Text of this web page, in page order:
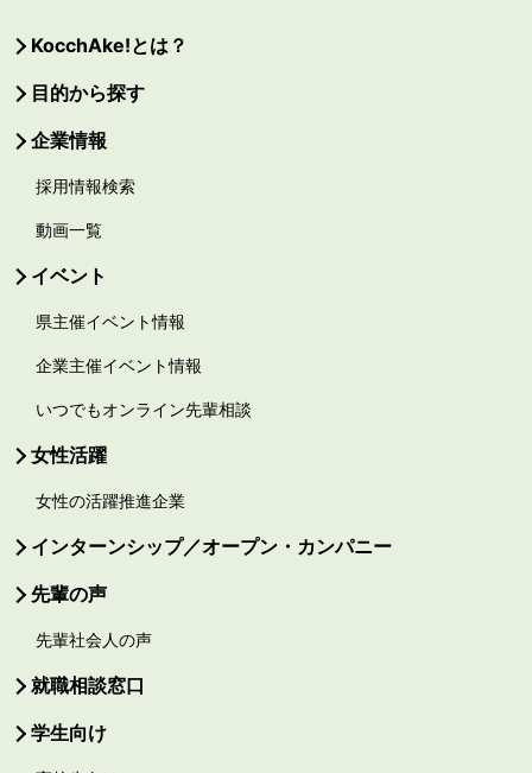
KocchAke!とは？
目的から探す
企業情報
採用情報検索
動画一覧
イベント
県主催イベント情報
企業主催イベント情報
いつでもオンライン先輩相談
女性活躍
女性の活躍推進企業
インターンシップ／オープン・カンパニー
先輩の声
先輩社会人の声
就職相談窓口
学生向け